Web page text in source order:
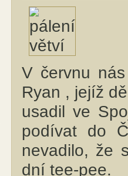
V červnu
Ryan , jejíž
usadil ve
podívat do
nevadilo, že
dní tee-pee.